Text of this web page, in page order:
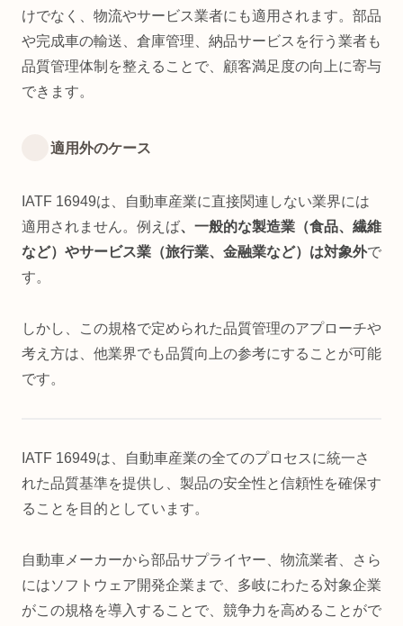
けでなく、物流やサービス業者にも適用されます。部品
や完成車の輸送、倉庫管理、納品サービスを行う業者も
品質管理体制を整えることで、顧客満足度の向上に寄与
できます。
適用外のケース
IATF 16949は、自動車産業に直接関連しない業界には
適用されません。例えば、一般的な製造業（食品、繊維
など）やサービス業（旅行業、金融業など）は対象外で
す。
しかし、この規格で定められた品質管理のアプローチや
考え方は、他業界でも品質向上の参考にすることが可能
です。
IATF 16949は、自動車産業の全てのプロセスに統一さ
れた品質基準を提供し、製品の安全性と信頼性を確保す
ることを目的としています。
自動車メーカーから部品サプライヤー、物流業者、さら
にはソフトウェア開発企業まで、多岐にわたる対象企業
がこの規格を導入することで、競争力を高めることがで